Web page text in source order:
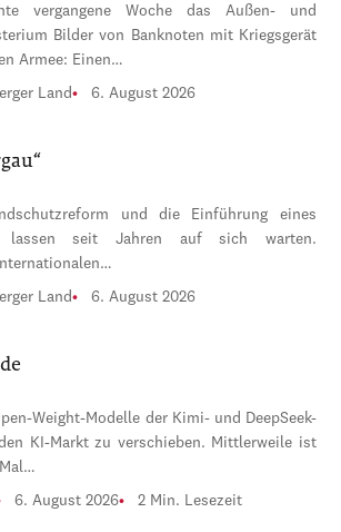
vergangene Woche das Außen- und
Bilder von Banknoten mit Kriegsgerät
Armee: Einen…
Land
6. August 2026
und die Einführung eines
lassen seit Jahren auf sich warten.
Land
6. August 2026
Weight-Modelle der Kimi- und DeepSeek-
KI-Markt zu verschieben. Mittlerweile ist
6. August 2026 2 Min. Lesezeit